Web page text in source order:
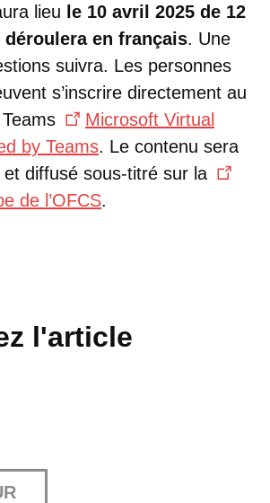
lieu le 10 avril 2025 de 12
déroulera en français. Une
suivra. Les personnes
s’inscrire directement au
Microsoft Virtual
by Teams. Le contenu sera
diffusé sous-titré sur la
de l’OFCS.
l'article